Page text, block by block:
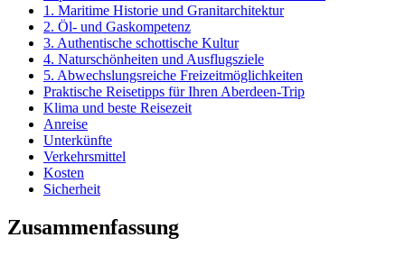
1. Maritime Historie und Granitarchitektur
2. Öl- und Gaskompetenz
3. Authentische schottische Kultur
4. Naturschönheiten und Ausflugsziele
5. Abwechslungsreiche Freizeitmöglichkeiten
Praktische Reisetipps für Ihren Aberdeen-Trip
Klima und beste Reisezeit
Anreise
Unterkünfte
Verkehrsmittel
Kosten
Sicherheit
Zusammenfassung